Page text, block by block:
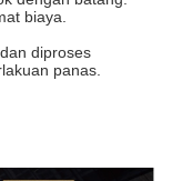
biaya.
diproses
panas.